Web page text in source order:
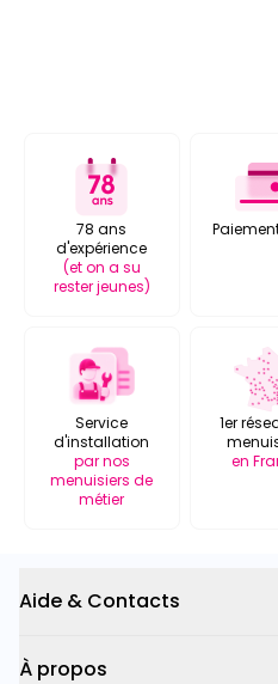
78 ans
d'expérience
(et on a su
rester jeunes)
Service
d'installation
par nos
menuisiers de
métier
1er
en
Aide & Contacts
À propos